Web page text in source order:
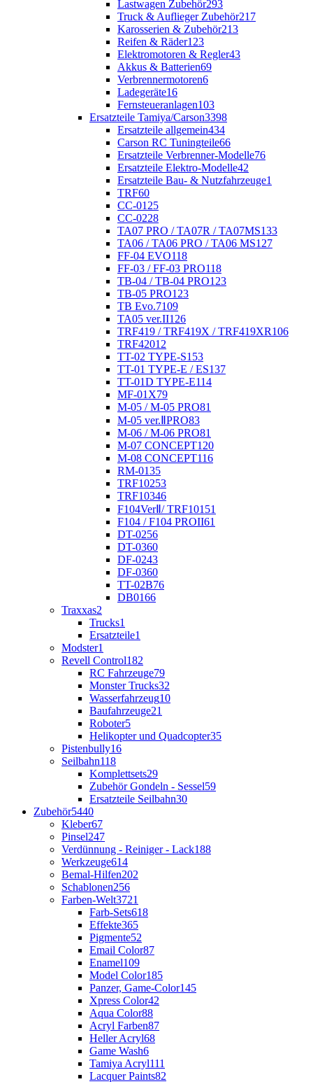
Lastwagen Zubehör293
Truck & Auflieger Zubehör217
Karosserien & Zubehör213
Reifen & Räder123
Elektromotoren & Regler43
Akkus & Batterien69
Verbrennermotoren6
Ladegeräte16
Fernsteueranlagen103
Ersatzteile Tamiya/Carson3398
Ersatzteile allgemein434
Carson RC Tuningteile66
Ersatzteile Verbrenner-Modelle76
Ersatzteile Elektro-Modelle42
Ersatzteile Bau- & Nutzfahrzeuge1
TRF60
CC-01 25
CC-0228
TA07 PRO / TA07R / TA07MS133
TA06 / TA06 PRO / TA06 MS127
FF-04 EVO118
FF-03 / FF-03 PRO118
TB-04 / TB-04 PRO123
TB-05 PRO123
TB Evo.7109
TA05 ver.II126
TRF419 / TRF419X / TRF419XR106
TRF42012
TT-02 TYPE-S153
TT-01 TYPE-E / ES137
TT-01D TYPE-E114
MF-01X79
M-05 / M-05 PRO81
M-05 ver.ⅡPRO83
M-06 / M-06 PRO81
M-07 CONCEPT120
M-08 CONCEPT116
RM-0135
TRF10253
TRF10346
F104VerⅡ/ TRF101 51
F104 / F104 PROII61
DT-0256
DT-0360
DF-0243
DF-0360
TT-02B76
DB0166
Traxxas2
Trucks1
Ersatzteile1
Modster1
Revell Control182
RC Fahrzeuge79
Monster Trucks32
Wasserfahrzeug10
Baufahrzeuge21
Roboter5
Helikopter und Quadcopter35
Pistenbully16
Seilbahn118
Komplettsets29
Zubehör Gondeln - Sessel59
Ersatzteile Seilbahn30
Zubehör5440
Kleber67
Pinsel247
Verdünnung - Reiniger - Lack188
Werkzeuge614
Bemal-Hilfen202
Schablonen256
Farben-Welt3721
Farb-Sets618
Effekte365
Pigmente52
Email Color87
Enamel109
Model Color185
Panzer, Game-Color145
Xpress Color42
Aqua Color88
Acryl Farben87
Heller Acryl68
Game Wash6
Tamiya Acryl111
Lacquer Paints82